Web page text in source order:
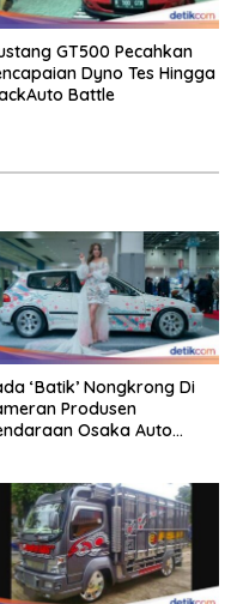
GT500 Pecahkan
Dyno Tes Hingga
Battle
‘Batik’ Nongkrong Di
Produsen
Osaka Auto